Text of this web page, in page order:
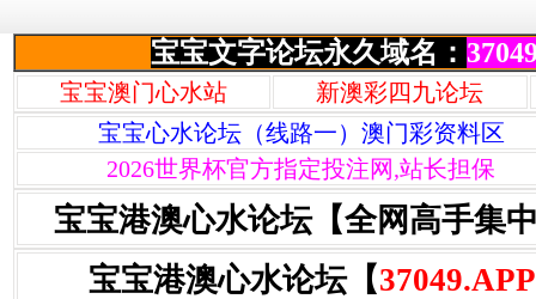
宝宝文字论坛永久域名：
宝宝澳门心水站
新澳彩四九论坛
宝宝心水论坛（线路一）澳门彩资料区
2026世界杯官方指定投注网,站长担保
宝宝港澳心水论坛【全网高手集
宝宝港澳心水论坛【37049.APP